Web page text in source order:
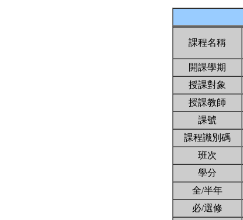
課程名稱
開課學期
授課對象
授課教師
課號
課程識別碼
班次
學分
全/半年
必/選修